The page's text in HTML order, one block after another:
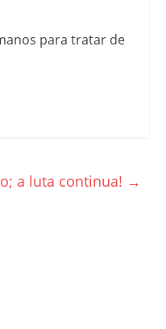
para tratar de
a luta continua! →